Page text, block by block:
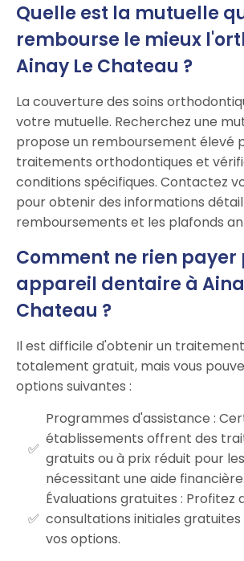
Quelle est la mutuelle
rembourse le mieux
Ainay Le Chateau ?
La couverture des soins
votre mutuelle. Recherchez une
propose un remboursement élevé
traitements orthodontiques et
conditions spécifiques. Contactez
pour obtenir des informations
remboursements et les plafonds
Comment ne rien payer
appareil dentaire à
Chateau ?
Il est difficile d'obtenir un
totalement gratuit, mais vous
options suivantes :
Programmes d'assistance :
établissements offrent des
gratuits ou à prix réduit pour
nécessitant une aide financière.
Évaluations gratuites : Profitez
consultations initiales
vos options.